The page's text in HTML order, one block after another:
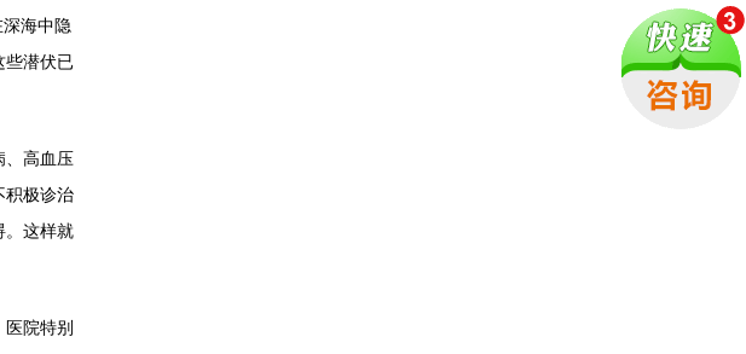
海中隐
些潜伏已
高血压
积极诊治
。这样就
院特别